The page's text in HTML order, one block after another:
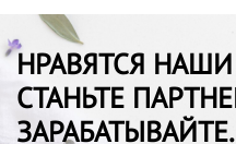
НРАВЯТСЯ
СТАНЬТЕ
ЗАРАБАТЫВАЙТЕ.